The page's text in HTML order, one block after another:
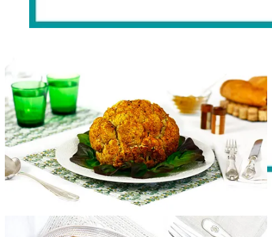
Desayuno de la semana:Bizcocho marmolado